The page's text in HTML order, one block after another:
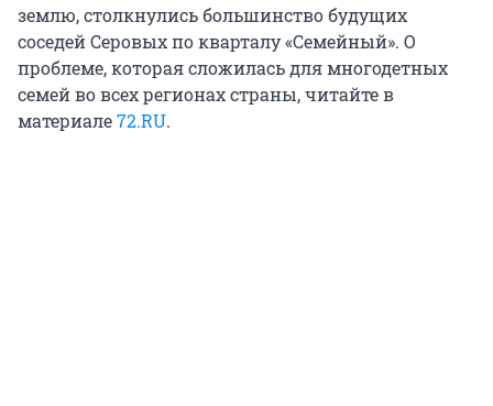
землю, столкнулись большинство будущих
соседей Серовых по кварталу «Семейный». О
проблеме, которая сложилась для многодетных
семей во всех регионах страны, читайте в
материале72.RU.